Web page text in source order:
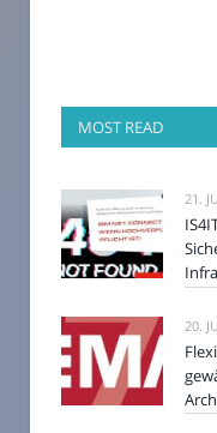
MOST READ
21.
20.